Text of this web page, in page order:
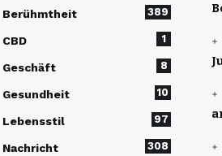
Berühmtheit 389
CBD 1
Geschäft 8
Gesundheit 10
Lebensstil 97
Nachricht 308